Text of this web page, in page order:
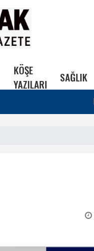
KÖŞE
YAZILARI
SAĞLIK